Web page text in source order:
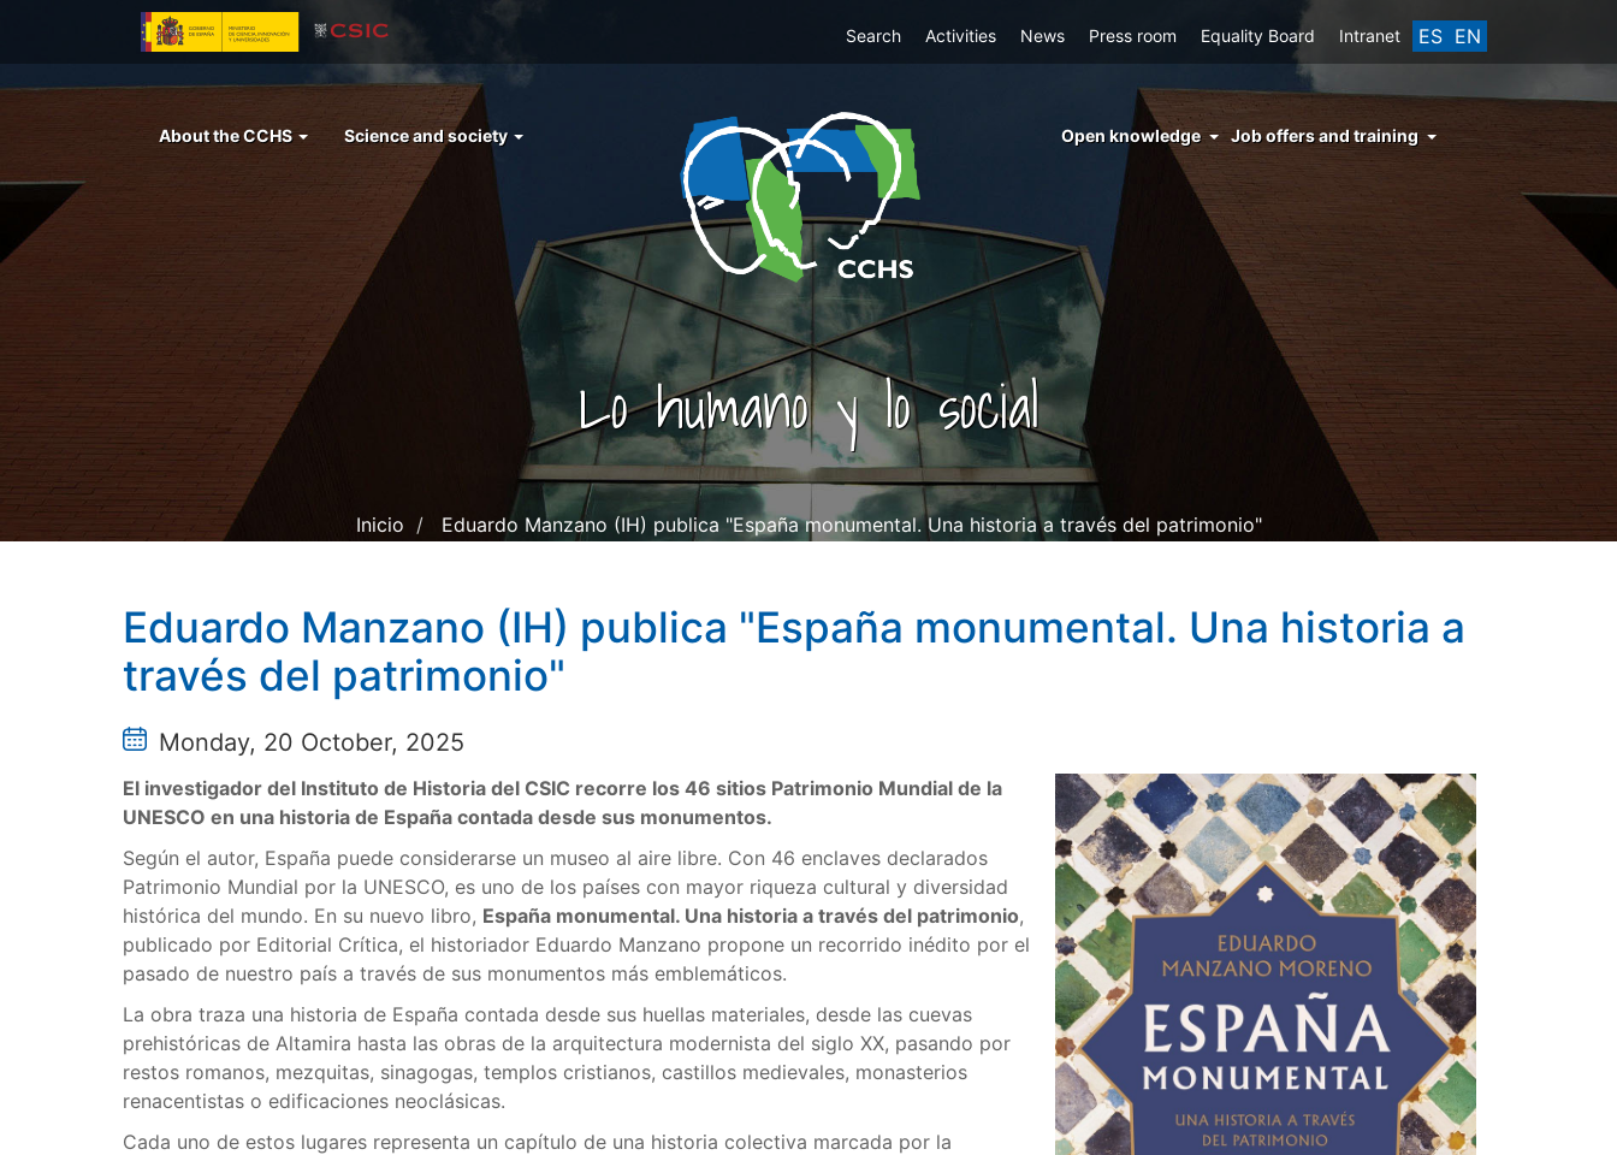
ES EN
Top
Search Activities News Press room Equality Board Intranet
Menu
About the CCHS Science and society
menu
conocimiento
abierto
Open knowledge Job offers and training
Lo humano y lo social
Inicio Eduardo Manzano (IH) publica "España monumental. Una historia a través del patrimonio"
Eduardo Manzano (IH) publica "España monumental. Una historia a
través del patrimonio"
Monday, 20 October, 2025
El investigador del Instituto de Historia del CSIC recorre los 46 sitios Patrimonio Mundial de la
UNESCO en una historia de España contada desde sus monumentos.
Según el autor, España puede considerarse un museo al aire libre. Con 46 enclaves declarados
Patrimonio Mundial por la UNESCO, es uno de los países con mayor riqueza cultural y diversidad
histórica del mundo. En su nuevo libro, España monumental. Una historia a través del patrimonio,
publicado por Editorial Crítica, el historiador Eduardo Manzano propone un recorrido inédito por el
pasado de nuestro país a través de sus monumentos más emblemáticos.
La obra traza una historia de España contada desde sus huellas materiales, desde las cuevas
prehistóricas de Altamira hasta las obras de la arquitectura modernista del siglo XX, pasando por
restos romanos, mezquitas, sinagogas, templos cristianos, castillos medievales, monasterios
renacentistas o edificaciones neoclásicas.
Cada uno de estos lugares representa un capítulo de una historia colectiva marcada por la